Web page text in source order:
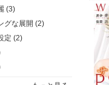
(3)
グな展開 (2)
定 (2)